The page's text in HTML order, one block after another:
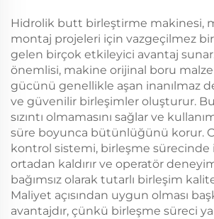
Hidrolik butt birleştirme makinesi,
montaj projeleri için vazgeçilmez
gelen birçok etkileyici avantaj
önemlisi, makine orijinal boru
gücünü genellikle aşan inanılmaz
ve güvenilir birleşimler oluşturur.
sızıntı olmamasını sağlar ve
süre boyunca bütünlüğünü korur.
kontrol sistemi, birleşme sürecinde
ortadan kaldırır ve operatör
bağımsız olarak tutarlı birleşim
Maliyet açısından uygun olması
avantajdır, çünkü birleşme süreci